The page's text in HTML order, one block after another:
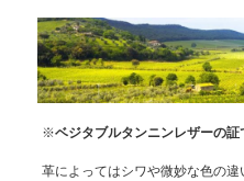
※ベジタブルタンニンレザーの
革によってはシワや微妙な色の